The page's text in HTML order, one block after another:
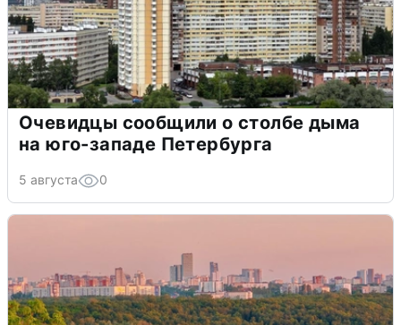
Очевидцы сообщили о столбе дыма
на юго-западе Петербурга
5 августа 0